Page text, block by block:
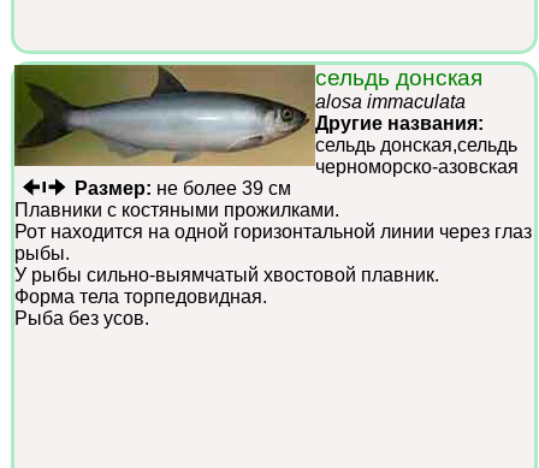
сельдь донская
alosa immaculata
Другие названия:
сельдь донская,сельдь
черноморско-азовская
Размер: не более 39 см
Плавники с костяными прожилками.
Рот находится на одной горизонтальной линии через глаз
рыбы.
У рыбы сильно-выямчатый хвостовой плавник.
Форма тела торпедовидная.
Рыба без усов.